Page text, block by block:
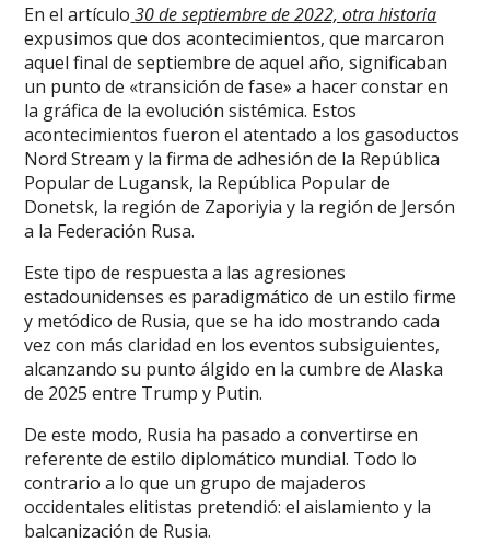
En el artículo 30 de septiembre de 2022, otra historia
expusimos que dos acontecimientos, que marcaron
aquel final de septiembre de aquel año, significaban
un punto de «transición de fase» a hacer constar en
la gráfica de la evolución sistémica. Estos
acontecimientos fueron el atentado a los gasoductos
Nord Stream y la firma de adhesión de la República
Popular de Lugansk, la República Popular de
Donetsk, la región de Zaporiyia y la región de Jersón
a la Federación Rusa.
Este tipo de respuesta a las agresiones
estadounidenses es paradigmático de un estilo firme
y metódico de Rusia, que se ha ido mostrando cada
vez con más claridad en los eventos subsiguientes,
alcanzando su punto álgido en la cumbre de Alaska
de 2025 entre Trump y Putin.
De este modo, Rusia ha pasado a convertirse en
referente de estilo diplomático mundial. Todo lo
contrario a lo que un grupo de majaderos
occidentales elitistas pretendió: el aislamiento y la
balcanización de Rusia.